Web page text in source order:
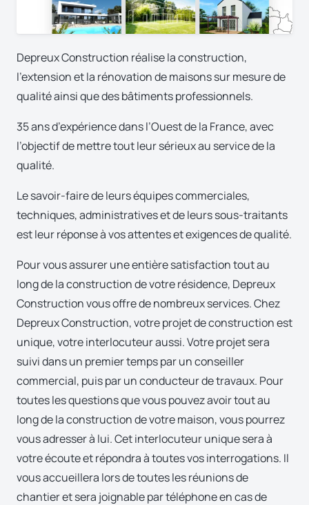
Depreux Construction réalise la construction,
l’extension et la rénovation de maisons sur mesure de
qualité ainsi que des bâtiments professionnels.
35 ans d’expérience dans l’Ouest de la France, avec
l’objectif de mettre tout leur sérieux au service de la
qualité.
Le savoir-faire de leurs équipes commerciales,
techniques, administratives et de leurs sous-traitants
est leur réponse à vos attentes et exigences de qualité.
Pour vous assurer une entière satisfaction tout au
long de la construction de votre résidence, Depreux
Construction vous offre de nombreux services. Chez
Depreux Construction, votre projet de construction est
unique, votre interlocuteur aussi. Votre projet sera
suivi dans un premier temps par un conseiller
commercial, puis par un conducteur de travaux. Pour
toutes les questions que vous pouvez avoir tout au
long de la construction de votre maison, vous pourrez
vous adresser à lui. Cet interlocuteur unique sera à
votre écoute et répondra à toutes vos interrogations. Il
vous accueillera lors de toutes les réunions de
chantier et sera joignable par téléphone en cas de